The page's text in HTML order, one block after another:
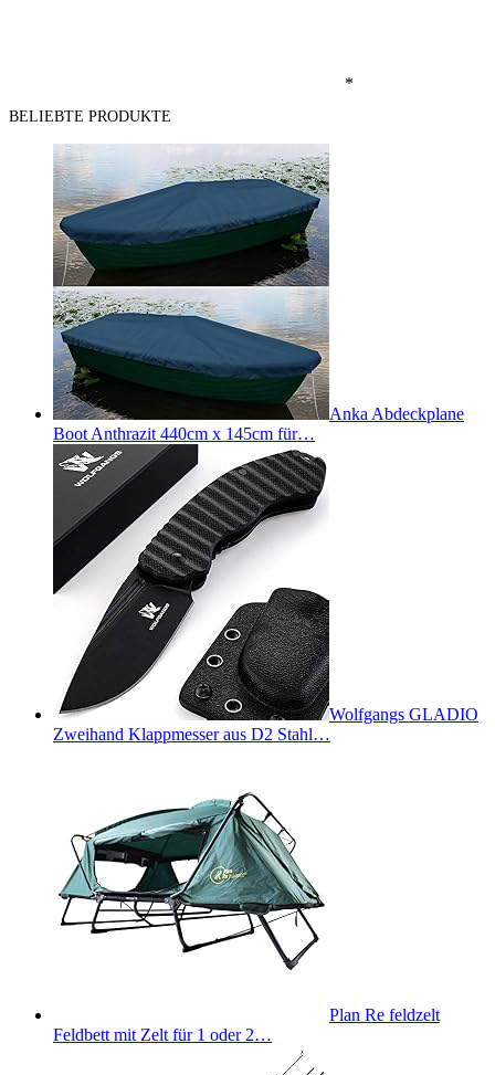
*
BELIEBTE PRODUKTE
Anka Abdeckplane
Boot Anthrazit 440cm x 145cm für…
Wolfgangs GLADIO
Zweihand Klappmesser aus D2 Stahl…
Plan Re feldzelt
Feldbett mit Zelt für 1 oder 2…